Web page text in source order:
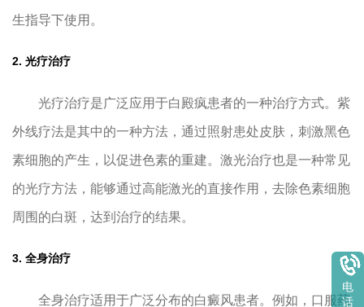
生指导下使用。
2. 光疗治疗
光疗治疗是广泛应用于白殿疯患者的一种治疗方式。紫
外线疗法是其中的一种方法，通过照射患处皮肤，刺激黑色
素细胞的产生，以促进色素的重建。激光治疗也是一种常见
的光疗方法，能够通过高能激光的直接作用，去除色素细胞
周围的白斑，达到治疗的结果。
3. 全身治疗
全身治疗适用于广泛分布的白癜风患者。例如，口服药
电
话